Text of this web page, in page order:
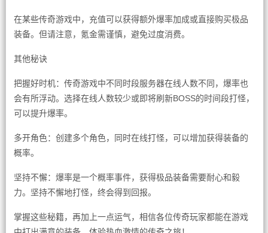
在某些传奇游戏中，充值可以获得额外爆率加成或直接购买极品
装备。但请注意，氪金需谨慎，避免过度消费。
其他秘诀
把握好时机：传奇游戏中不同时段服务器在线人数不同，爆率也
会有所浮动。选择在线人数较少或即将刷新BOSS的时间段打怪，
可以提升爆率。
多开角色：创建多个角色，同时在线打怪，可以增加获得装备的
概率。
坚持不懈：爆率是一个概率事件，获得极品装备需要耐心和毅
力。坚持不懈地打怪，终会得到回报。
掌握这些秘籍，再加上一点运气，相信各位传奇玩家都能在游戏